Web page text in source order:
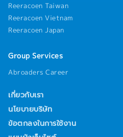
Reeracoen Taiwan
Reeracoen Vietnam
Reeracoen Japan
Group Services
Abroaders Career
เกี่ยวกับเรา
นโยบายบริษัท
ข้อตกลงในการใช้งาน